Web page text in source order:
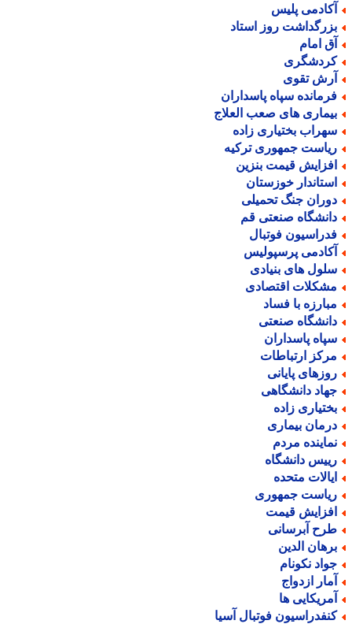
پلیس
روز استاد
امام
تقوی
سپاه پاسداران
های صعب العلاج
بختیاری زاده
جمهوری ترکیه
قیمت بنزین
خوزستان
جنگ تحمیلی
صنعتی قم
فوتبال
پرسپولیس
های بنیادی
اقتصادی
با فساد
صنعتی
پاسداران
ارتباطات
پایانی
دانشگاهی
زاده
بیماری
مردم
دانشگاه
متحده
جمهوری
قیمت
آبرسانی
الدین
نکونام
ازدواج
ها
فوتبال آسیا